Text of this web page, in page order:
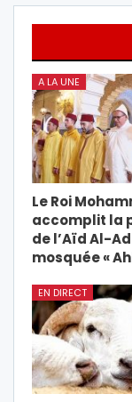
A LA UNE
Le Roi
accomplit la
de l’Aïd Al-
mosquée «
EN DIRECT